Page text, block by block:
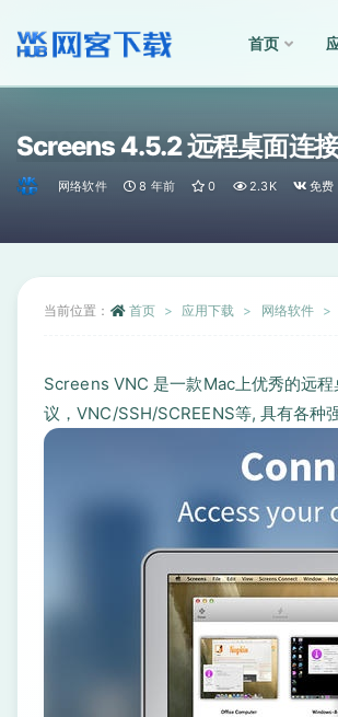
首页
Screens 4.5.2 远程桌面连
网络软件 8 年前 0 2.3K 免费
当前位置： 首页 应用下载 网络软件
Screens VNC 是一款Mac上优秀的远
议，VNC/SSH/SCREENS等, 具有各种